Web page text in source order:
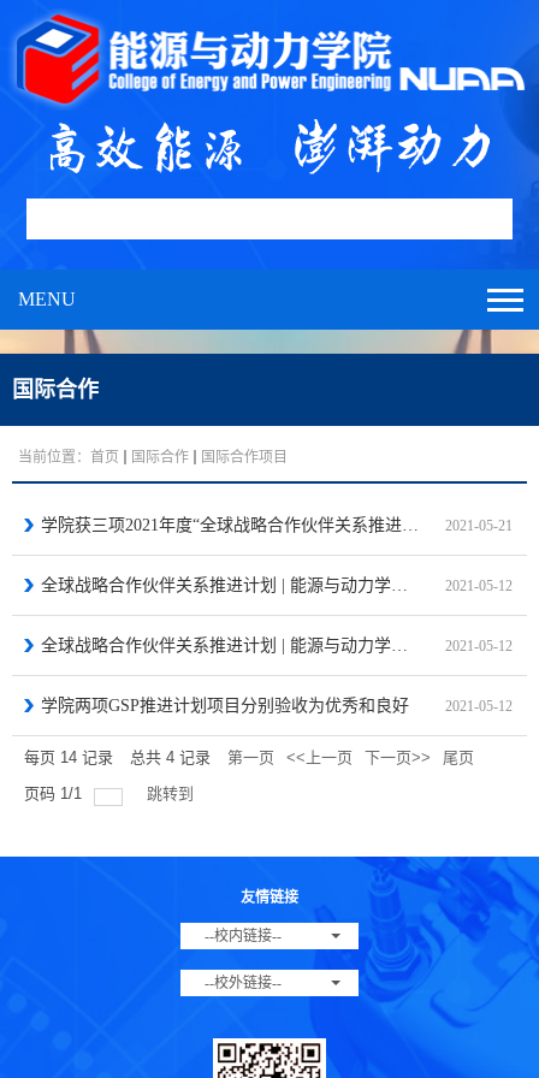
MENU
国际合作
当前位置： 首页 国际合作 国际合作项目
学院获三项2021年度“全球战略合作伙伴关系推进计划”项目资助 2021-05-21
全球战略合作伙伴关系推进计划 | 能源与动力学院-GSP俄罗斯乌法航空技术大学 2021-05-12
全球战略合作伙伴关系推进计划 | 能源与动力学院-GSP萨航 2021-05-12
学院两项GSP推进计划项目分别验收为优秀和良好 2021-05-12
每页 14 记录 总共 4 记录 第一页 <<上一页 下一页>>
尾页
页码 1/1 跳转到
友情链接
--校内链接--
--校外链接--